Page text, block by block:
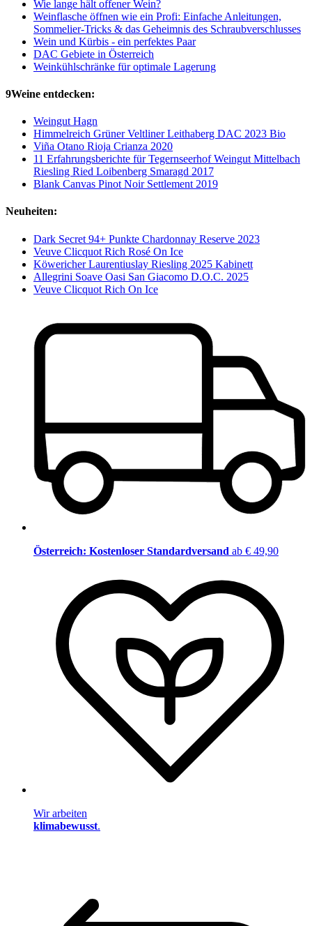
Wie lange hält offener Wein?
Weinflasche öffnen wie ein Profi: Einfache Anleitungen,
Sommelier-Tricks & das Geheimnis des Schraubverschlusses
Wein und Kürbis - ein perfektes Paar
DAC Gebiete in Österreich
Weinkühlschränke für optimale Lagerung
9Weine entdecken:
Weingut Hagn
Himmelreich Grüner Veltliner Leithaberg DAC 2023 Bio
Viña Otano Rioja Crianza 2020
11 Erfahrungsberichte für Tegernseerhof Weingut Mittelbach
Riesling Ried Loibenberg Smaragd 2017
Blank Canvas Pinot Noir Settlement 2019
Neuheiten:
Dark Secret 94+ Punkte Chardonnay Reserve 2023
Veuve Clicquot Rich Rosé On Ice
Köwericher Laurentiuslay Riesling 2025 Kabinett
Allegrini Soave Oasi San Giacomo D.O.C. 2025
Veuve Clicquot Rich On Ice
Österreich: Kostenloser Standardversand ab € 49,90
Wir arbeiten
klimabewusst.